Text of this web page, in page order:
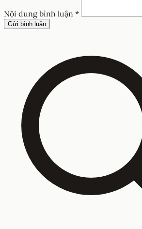
Nội dung bình luận *
Gửi bình luận